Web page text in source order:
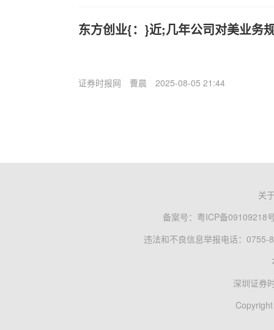
东方创业{：}近;几年公司对美业务
证券时报网 曹晨 2025-08-05 21:44
关
备案号： 粤ICP备09109218
违法和不良信息举报电话：0755-
深圳证券